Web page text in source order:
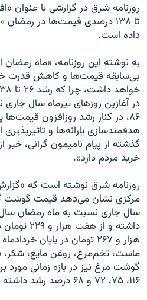
روزنامه شرق در گزارشی با عنوان
داده است.
به نوشته این روزنامه، «ماه
بی‌سابقه قیمت‌ها و کاهش قدرت
در آغازین روزهای تیرماه سال
۸۶، در کنار رشد روزافزون
هدفمند‌سازی یارانه‌ها و
گذشته از پیام نامیمون گرانی،
خرید مردم دارد».
روزنامه شرق نوشته است که
مرکزی نشان می‌دهد قیمت گوشت
هزار و ۲۶۷ تومان در پایان
ماست، تخم‌مرغ، روغن مایع،
۱۱۶، ۷۵، ۷۲ و ۶۸ درصد رشد داشته است».